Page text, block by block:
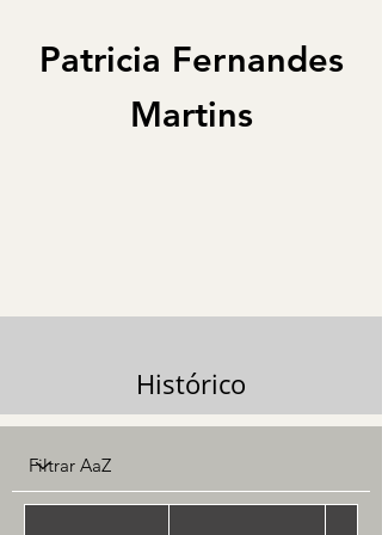
Patricia Fernandes
Martins
Histórico